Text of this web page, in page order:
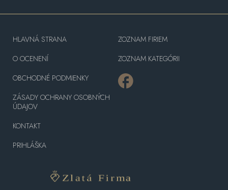
HLAVNÁ STRANA
O OCENENÍ
OBCHODNÉ PODMIENKY
ZÁSADY OCHRANY OSOBNÝCH
ÚDAJOV
KONTAKT
PRIHLÁŠKA
ZOZNAM FIRIEM
ZOZNAM KATEGÓRII